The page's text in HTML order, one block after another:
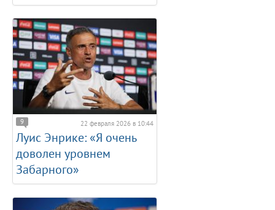
9 22 февраля 2026 в 10:44
Луис Энрике: «Я очень
доволен уровнем
Забарного»